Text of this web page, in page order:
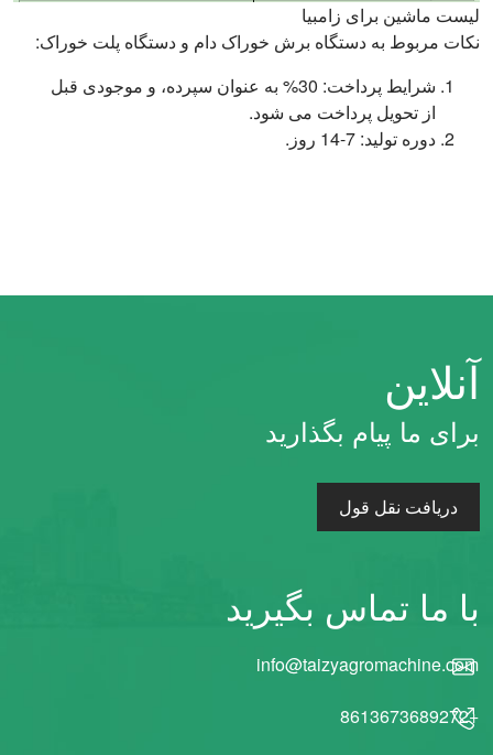
لیست ماشین برای زامبیا
نکات مربوط به دستگاه برش خوراک دام و دستگاه پلت خوراک:
شرایط پرداخت: 30% به عنوان سپرده، و موجودی قبل
از تحویل پرداخت می شود.
دوره تولید: 7-14 روز.
آنلاین
برای ما پیام بگذارید
دریافت نقل قول
با ما تماس بگیرید
+8613673689272